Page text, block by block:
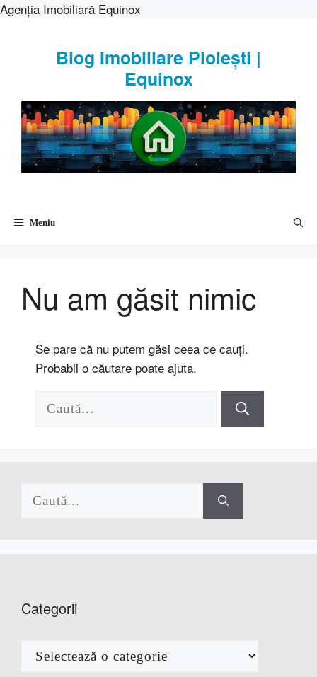
Agenția Imobiliară Equinox
Blog Imobiliare Ploiești |
Equinox
Meniu
Nu am găsit nimic
Se pare că nu putem găsi ceea ce cauți.
Probabil o căutare poate ajuta.
Caută
după:
Caută
după:
Categorii
Categorii